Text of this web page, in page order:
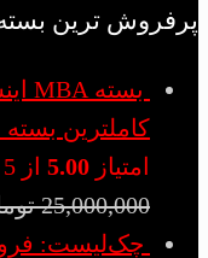
پرفروش ترین
کاملترین بسته
امتیاز 5.00 از 5
25,000,000
چک‌لیست: